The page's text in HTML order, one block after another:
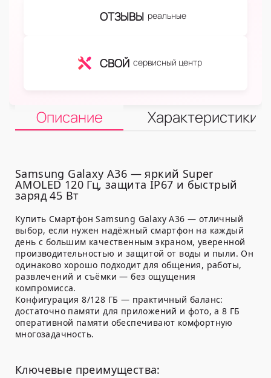
ОТЗЫВЫ реальные
СВОЙ сервисный центр
Описание Характеристики
Samsung Galaxy A36 — яркий Super
AMOLED 120 Гц, защита IP67 и быстрый
заряд 45 Вт
Купить Смартфон Samsung Galaxy A36 — отличный
выбор, если нужен надёжный смартфон на каждый
день с большим качественным экраном, уверенной
производительностью и защитой от воды и пыли. Он
одинаково хорошо подходит для общения, работы,
развлечений и съёмки — без ощущения
компромисса.
Конфигурация 8/128 ГБ — практичный баланс:
достаточно памяти для приложений и фото, а 8 ГБ
оперативной памяти обеспечивают комфортную
многозадачность.
Ключевые преимущества: